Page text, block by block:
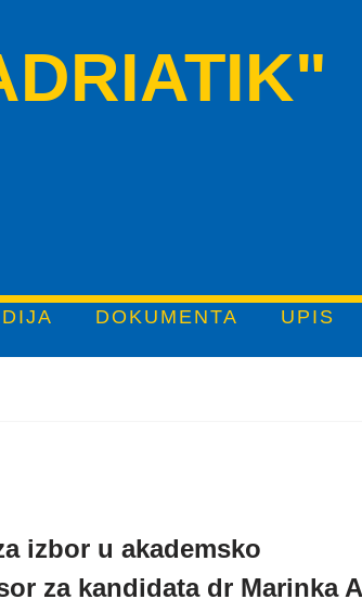
DOKUMENTA
UPIS
izbor u akademsko
za kandidata dr Marinka